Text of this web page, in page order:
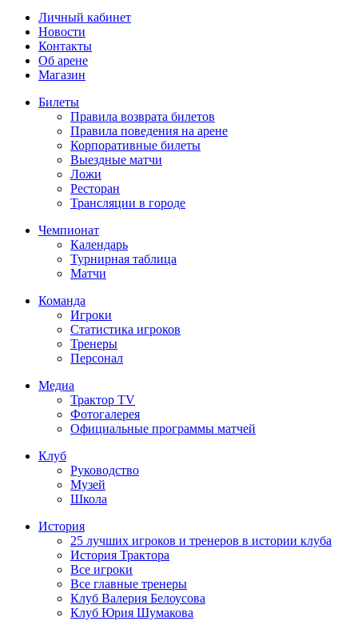
Личный кабинет
Новости
Контакты
Об арене
Магазин
Билеты
Правила возврата билетов
Правила поведения на арене
Корпоративные билеты
Выездные матчи
Ложи
Ресторан
Трансляции в городе
Чемпионат
Календарь
Турнирная таблица
Матчи
Команда
Игроки
Статистика игроков
Тренеры
Персонал
Медиа
Трактор TV
Фотогалерея
Официальные программы матчей
Клуб
Руководство
Музей
Школа
История
25 лучших игроков и тренеров в истории клуба
История Трактора
Все игроки
Все главные тренеры
Клуб Валерия Белоусова
Клуб Юрия Шумакова